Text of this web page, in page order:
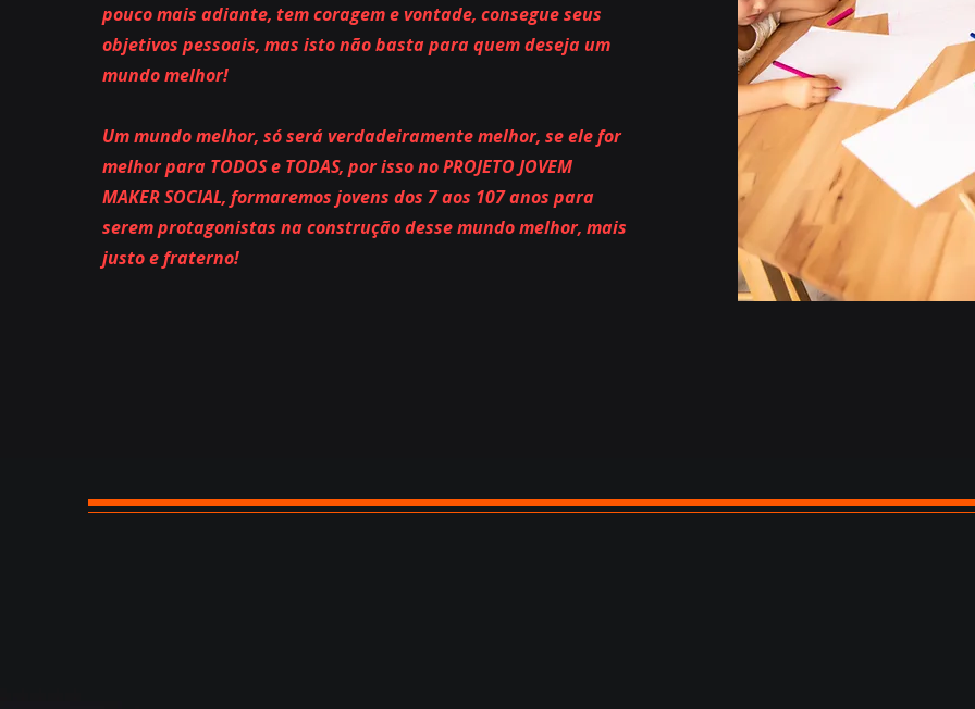
pouco mais adiante, tem coragem e vontade, consegue seus
objetivos pessoais, mas isto não basta para quem deseja um
mundo melhor!
Um mundo melhor, só será verdadeiramente melhor, se ele for
melhor para TODOS e TODAS, por isso no PROJETO JOVEM
MAKER SOCIAL, formaremos jovens dos 7 aos 107 anos para
serem protagonistas na construção desse mundo melhor, mais
justo e fraterno!